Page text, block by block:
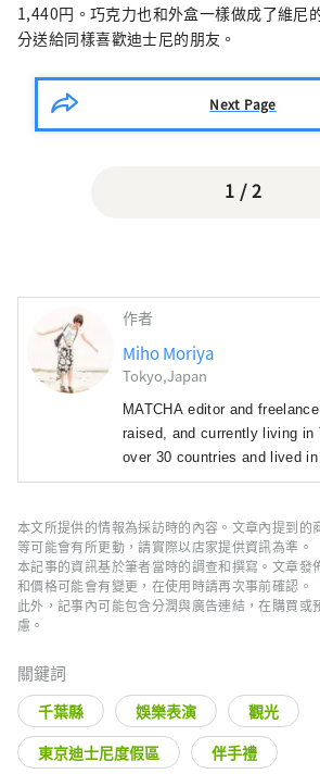
1,440円。巧克力也和外盒一樣做成了維尼
分送給同樣喜歡迪士尼的朋友。
Next Page
1 / 2
作者
Miho Moriya
Tokyo,Japan
MATCHA editor and
raised, and currently living in
over 30 countries and lived in
prefectures. I have traveled
I try to create articles that
charms of a destination
pictures. I love forests,
本文所提供的情報為採訪時的內容。文章內提到的
等可能會有所更動，請實際以店家提供資訊為準。
本記事的資訊基於筆者當時的調查和撰寫。文章發
和價格可能會有變更，在使用時請再次事前確認。
此外，記事內可能包含分潤與廣告連結，在購買或
慮。
關鍵詞
千葉縣 娛樂表演
觀光
東京迪士尼度假區
伴手禮